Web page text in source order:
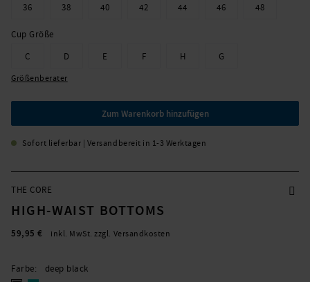
36
38 40 42 44 46 48
Cup Größe
C
D E F H G
Größenberater
Zum Warenkorb hinzufügen
Sofort lieferbar | Versandbereit in 1-3 Werktagen
THE CORE
HIGH-WAIST BOTTOMS
59,95 € inkl. MwSt. zzgl. Versandkosten
Farbe deep black